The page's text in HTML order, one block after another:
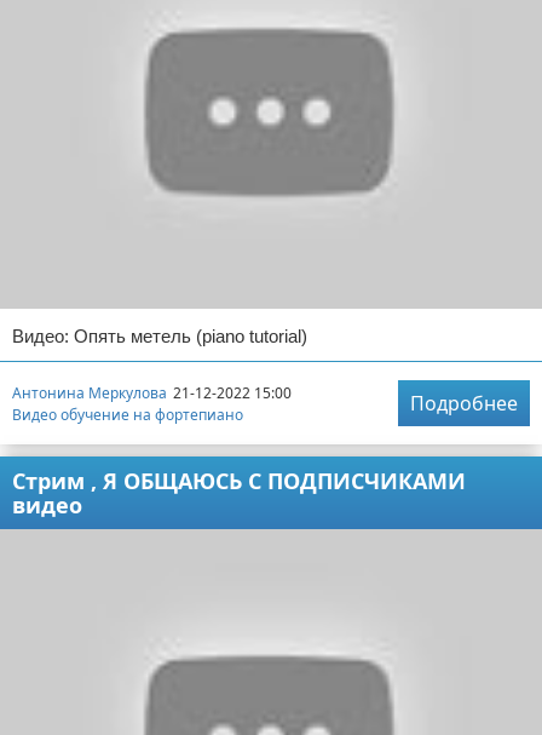
Видео: Опять метель (piano tutorial)
Антонина Меркулова 21-12-2022 15:00
Видео обучение на фортепиано
Подробнее
Стрим , Я ОБЩАЮСЬ С ПОДПИСЧИКАМИ
видео